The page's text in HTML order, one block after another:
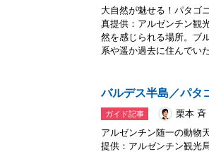
大自然が魅せる！パタゴ
真提供：アルゼンチン観
然を感じられる場所。ブ
系や遥か過去に住んでい
バルデス半島／パタ
ガイド記事
栗本 斉
アルゼンチン随一の動物
提供：アルゼンチン観光